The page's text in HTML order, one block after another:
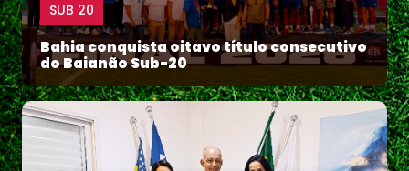
SUB 20
Bahia conquista oitavo título consecutivo
do Baianão Sub-20